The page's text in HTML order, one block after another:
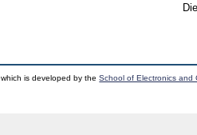
which is developed by theSchool of Electronics and